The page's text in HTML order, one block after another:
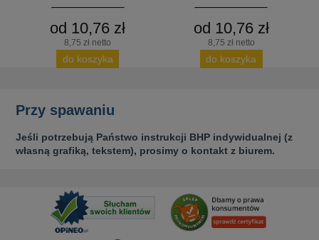
od 10,76 zł
8,75 zł netto
do koszyka
od 10,76 zł
8,75 zł netto
do koszyka
Przy spawaniu
Jeśli potrzebują Państwo instrukcji BHP indywidualnej (z
własną grafiką, tekstem), prosimy o kontakt z biurem.